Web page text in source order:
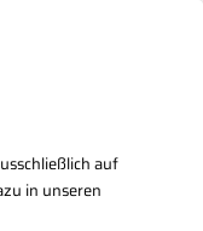
auf
in unseren